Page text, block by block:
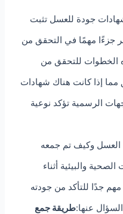
جودة للعسل تثبت
جزءًا مهمًا في التحقق من
الخطوات للتحقق من
مما إذا كانت هناك شهادات
الرسمية تؤكد نوعية
العسل وكيف تم جمعه
والبيئية أثناء
جدًا للتأكد من جودته
عنها:طريقة جمع